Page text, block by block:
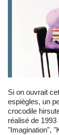
Si on ouvrait cette boîte à malice… On y trouverait des oiseaux
espiègles, un
crocodile
réalisé de
"Imagination",